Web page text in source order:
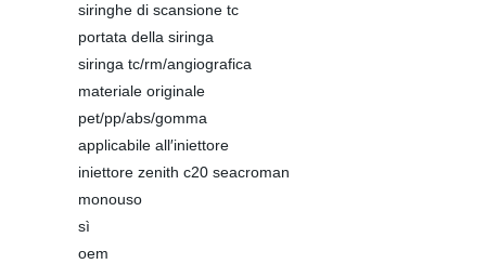
siringhe di scansione tc
portata della siringa
siringa tc/rm/angiografica
materiale originale
pet/pp/abs/gomma
applicabile all′iniettore
iniettore zenith c20 seacroman
monouso
sì
oem